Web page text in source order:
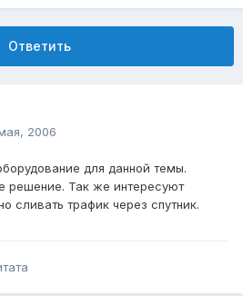
Ответить
2006
для данной темы.
решение. Так же интересуют
сливать трафик через спутник.